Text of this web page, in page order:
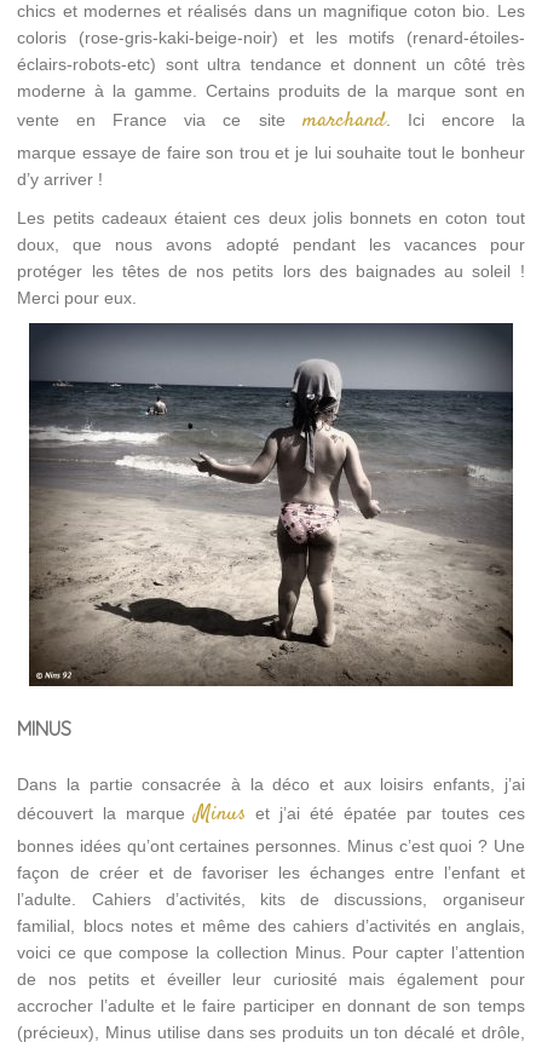
chics et modernes et réalisés dans un magnifique coton bio. Les
coloris (rose-gris-kaki-beige-noir) et les motifs (renard-étoiles-
éclairs-robots-etc) sont ultra tendance et donnent un côté très
moderne à la gamme. Certains produits de la marque sont en
vente en France via ce site marchand. Ici encore la
marque essaye de faire son trou et je lui souhaite tout le bonheur
d’y arriver !
Les petits cadeaux étaient ces deux jolis bonnets en coton tout
doux, que nous avons adopté pendant les vacances pour
protéger les têtes de nos petits lors des baignades au soleil !
Merci pour eux.
MINUS
Dans la partie consacrée à la déco et aux loisirs enfants, j’ai
découvert la marqueMinus et j’ai été épatée par toutes ces
bonnes idées qu’ont certaines personnes. Minus c’est quoi ? Une
façon de créer et de favoriser les échanges entre l’enfant et
l’adulte. Cahiers d’activités, kits de discussions, organiseur
familial, blocs notes et même des cahiers d’activités en anglais,
voici ce que compose la collection Minus. Pour capter l’attention
de nos petits et éveiller leur curiosité mais également pour
accrocher l’adulte et le faire participer en donnant de son temps
(précieux), Minus utilise dans ses produits un ton décalé et drôle,